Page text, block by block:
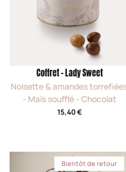
Coffret - Lady Sweet
Noisette & amandes
- Maïs soufflé - Chocolat
15,40 €
Bientôt de retour